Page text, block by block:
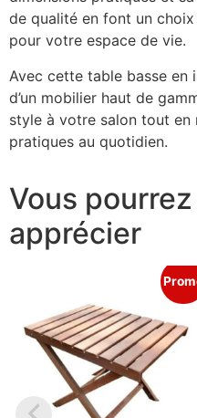
de qualité en font un
pour votre espace de vie.
Avec cette table basse
d’un mobilier haut de
style à votre salon tout en
pratiques au quotidien.
Vous
apprécier